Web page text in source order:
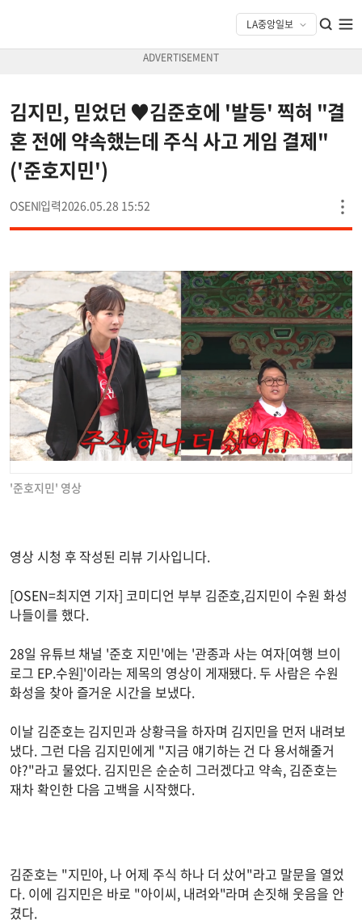
김지민, 믿었던 ♥김준호에 '발등' 찍혀 "결
혼 전에 약속했는데 주식 사고 게임 결제"
('준호지민')
OSEN 2026.05.28 15:52
'준호지민' 영상
영상 시청 후 작성된 리뷰 기사입니다.
[OSEN=최지연 기자] 코미디언 부부 김준호,김지민이 수원 화성
나들이를 했다.
28일 유튜브 채널 '준호 지민'에는 '관종과 사는 여자[여행 브이
로그 EP.수원]'이라는 제목의 영상이 게재됐다. 두 사람은 수원
화성을 찾아 즐거운 시간을 보냈다.
이날 김준호는 김지민과 상황극을 하자며 김지민을 먼저 내려보
냈다. 그런 다음 김지민에게 "지금 얘기하는 건 다 용서해줄거
야?"라고 물었다. 김지민은 순순히 그러겠다고 약속, 김준호는
재차 확인한 다음 고백을 시작했다.
김준호는 "지민아, 나 어제 주식 하나 더 샀어"라고 말문을 열었
다. 이에 김지민은 바로 "아이씨, 내려와"라며 손짓해 웃음을 안
겼다.